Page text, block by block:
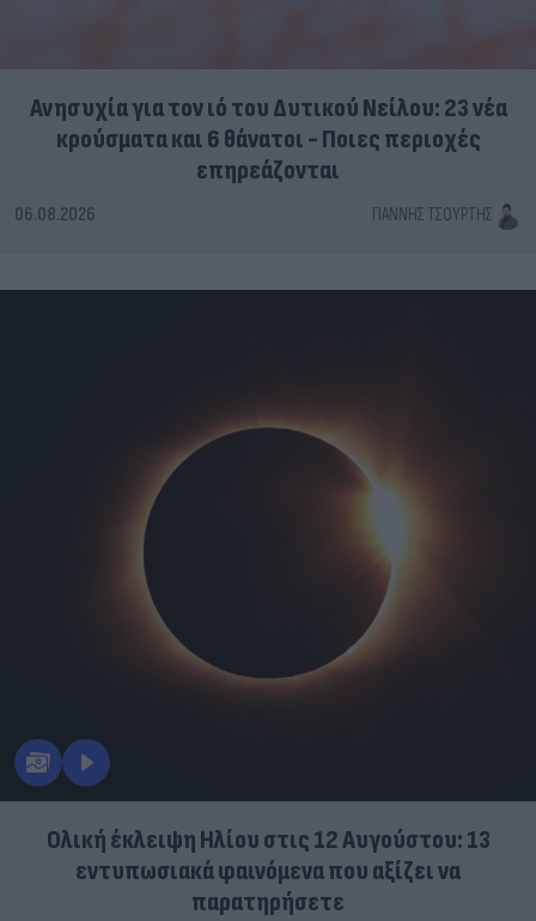
Ανησυχία για τον ιό του Δυτικού Νείλου: 23 νέα
κρούσματα και 6 θάνατοι - Ποιες περιοχές
επηρεάζονται
06.08.2026 ΓΙΆΝΝΗΣ ΤΣΟΎΡΤΗΣ
Ολική έκλειψη Ηλίου στις 12 Αυγούστου: 13
εντυπωσιακά φαινόμενα που αξίζει να
παρατηρήσετε